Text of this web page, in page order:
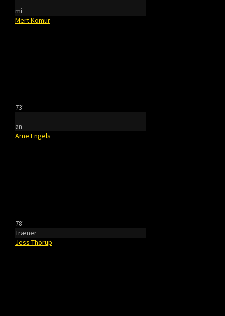
mi
Mert Kömür
73'
an
Arne Engels
78'
Træner
Jess Thorup